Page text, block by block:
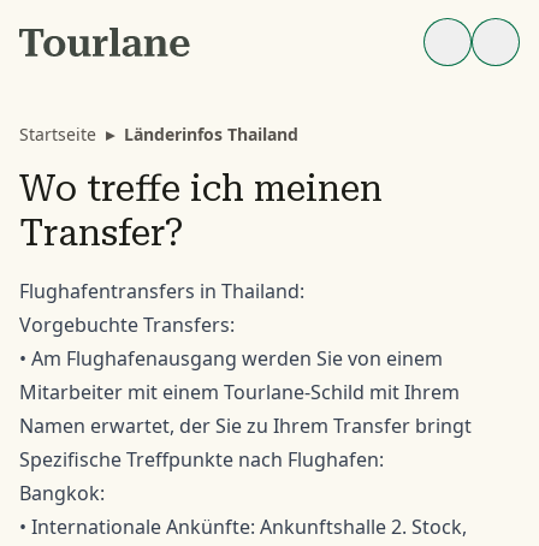
Startseite ▸ Länderinfos Thailand
Wo treffe ich meinen
Transfer?
Flughafentransfers in Thailand:
Vorgebuchte Transfers:
• Am Flughafenausgang werden Sie von einem
Mitarbeiter mit einem Tourlane-Schild mit Ihrem
Namen erwartet, der Sie zu Ihrem Transfer bringt
Spezifische Treffpunkte nach Flughafen:
Bangkok:
• Internationale Ankünfte: Ankunftshalle 2. Stock,